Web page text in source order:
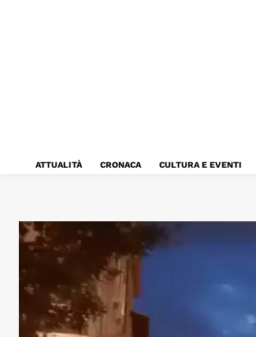
ATTUALITÀ CRONACA CULTURA E EVENTI